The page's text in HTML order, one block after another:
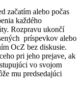
začatím alebo počas
každého
Rozpravu ukončí
príspevkov alebo
OcZ bez diskusie.
pri jeho prejave, ak
vo svojom
mu predsedajúci